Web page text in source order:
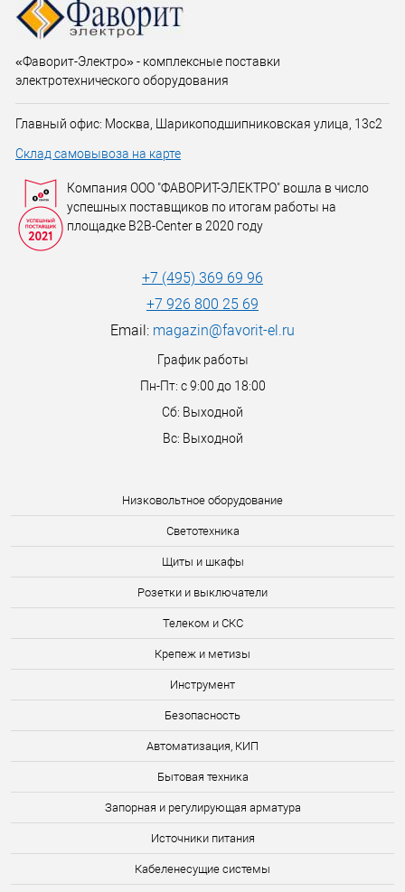
Низковольтное оборудование
Светотехника
Щиты и шкафы
Розетки и выключатели
Телеком и СКС
Крепеж и метизы
Инструмент
Безопасность
Автоматизация, КИП
Бытовая техника
Запорная и регулирующая арматура
Источники питания
Кабеленесущие системы
«Фаворит-Электро» - комплексные поставки
электротехнического оборудования
Главный офис: Москва, Шарикоподшипниковская улица, 13с2
Склад самовывоза на карте
Компания ООО "ФАВОРИТ-ЭЛЕКТРО" вошла в число
успешных поставщиков по итогам работы на
площадке B2B-Center в 2020 году
+7 (495) 369 69 96
+7 926 800 25 69
Email: magazin@favorit-el.ru
График работы
Пн-Пт: с 9:00 до 18:00
Сб: Выходной
Вс: Выходной